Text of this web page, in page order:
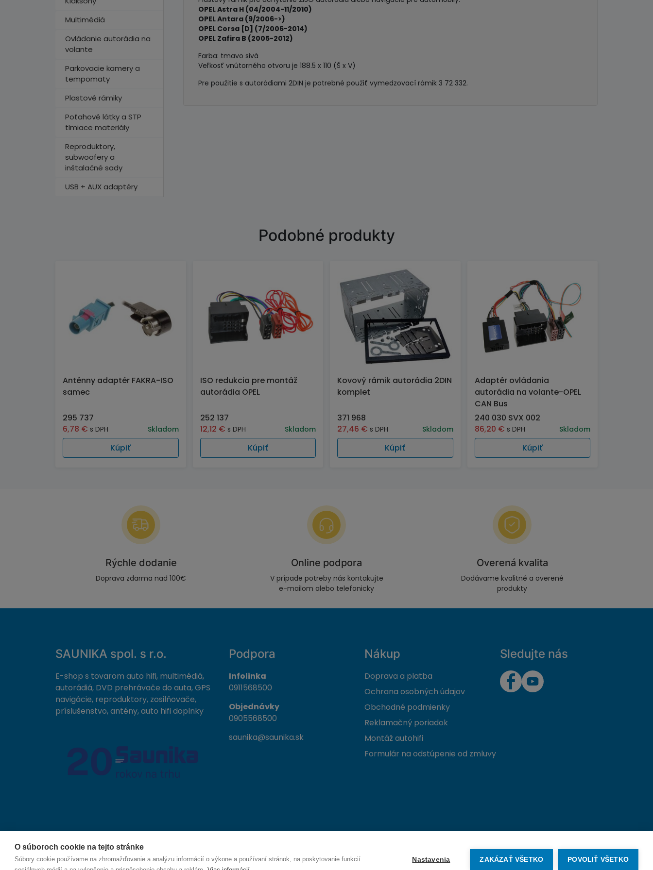
O súboroch cookie na tejto stránke
Súbory cookie používame na zhromažďovanie a analýzu informácií o výkone a používaní stránok, na poskytovanie funkcií
Nastavenia ZAKÁZAŤ VŠETKO POVOLIŤ VŠETKO
Multimédiá
Ovládanie autorádia na
volante
Parkovacie kamery a
tempomaty
Plastové rámiky
Poťahové látky a STP
tlmiace materiály
Reproduktory,
subwoofery a
inštalačné sady
USB + AUX adaptéry
OPEL Astra H (04/2004-11/2010)
OPEL Antara (9/2006->)
OPEL Corsa [D] (7/2006-2014)
OPEL Zafira B (2005-2012)
Farba: tmavo sivá
Veľkosť vnútorného otvoru je 188.5 x 110 (Š x V)
Pre použitie s autorádiami 2DIN je potrebné použiť vymedzovací rámik 3 72 332.
Podobné produkty
Anténny adaptér FAKRA-ISO
samec
295 737
6,78 € s DPH Skladom
Kúpiť
ISO redukcia pre montáž
autorádia OPEL
252 137
12,12 € s DPH Skladom
Kúpiť
Kovový rámik autorádia 2DIN
komplet
371 968
27,46 € s DPH Skladom
Kúpiť
Adaptér ovládania
autorádia na volante-OPEL
CAN Bus
240 030 SVX 002
86,20 € s DPH Skladom
Kúpiť
Rýchle dodanie
Doprava zdarma nad 100€
Online podpora
V prípade potreby nás kontakujte
e-mailom alebo telefonicky
Overená kvalita
Dodávame kvalitné a overené
produkty
SAUNIKA spol. s r.o.
E-shop s tovarom auto hifi, multimédiá,
autorádiá, DVD prehrávače do auta, GPS
navigácie, reproduktory, zosilňovače,
príslušenstvo, antény, auto hifi doplnky
Podpora
Infolinka
0911568500
Objednávky
0905568500
saunika@saunika.sk
Nákup
Doprava a platba
Ochrana osobných údajov
Obchodné podmienky
Reklamačný poriadok
Montáž autohifi
Formulár na odstúpenie od zmluvy
Sledujte nás
© 2026 SAUNIKA spol. s r.o. Zlatovská 1783, 911 05 Trenčín Vytvorené na mieru oddenva.sk